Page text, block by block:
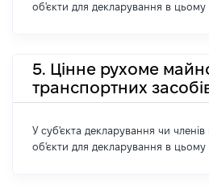
об'єкти для декларування в цьому
5. Цінне рухоме
транспортних
У суб'єкта декларування чи членів
об'єкти для декларування в цьому